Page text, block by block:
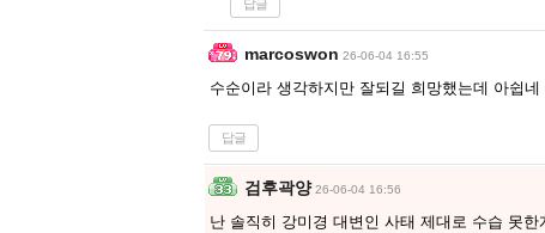
답글
marcoswon 26-06-04 16:55
수순이라 생각하지만 잘되길 희망했는데 아쉽네
답글
검후곽양 26-06-04 16:56
난 솔직히 강미경 대변인 사태 제대로 수습 못한